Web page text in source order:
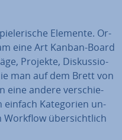
Elemente. Or­
eine Art Kanban-Board
Projekte, Dis­kus­sio­
man auf dem Brett von
eine andere ver­schie­
einfach Ka­te­go­rien un­
über­sicht­lich